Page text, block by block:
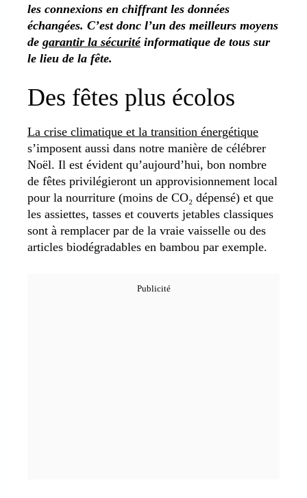
les connexions en chiffrant les données
échangées. C’est donc l’un des meilleurs moyens
de garantir la sécuritéinformatique de tous sur
le lieu de la fête.
Des fêtes plus écolos
La crise climatique et la transition énergétique
s’imposent aussi dans notre manière de célébrer
Noël. Il est évident qu’aujourd’hui, bon nombre
de fêtes privilégieront un approvisionnement local
pour la nourriture (moins de CO₂ dépensé) et que
les assiettes, tasses et couverts jetables classiques
sont à remplacer par de la vraie vaisselle ou des
articles biodégradables en bambou par exemple.